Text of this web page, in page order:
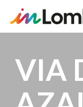
contenuto
principale
VIA